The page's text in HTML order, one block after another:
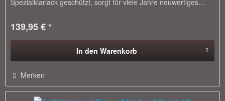
139,95 € *
In den Warenkorb
Merken